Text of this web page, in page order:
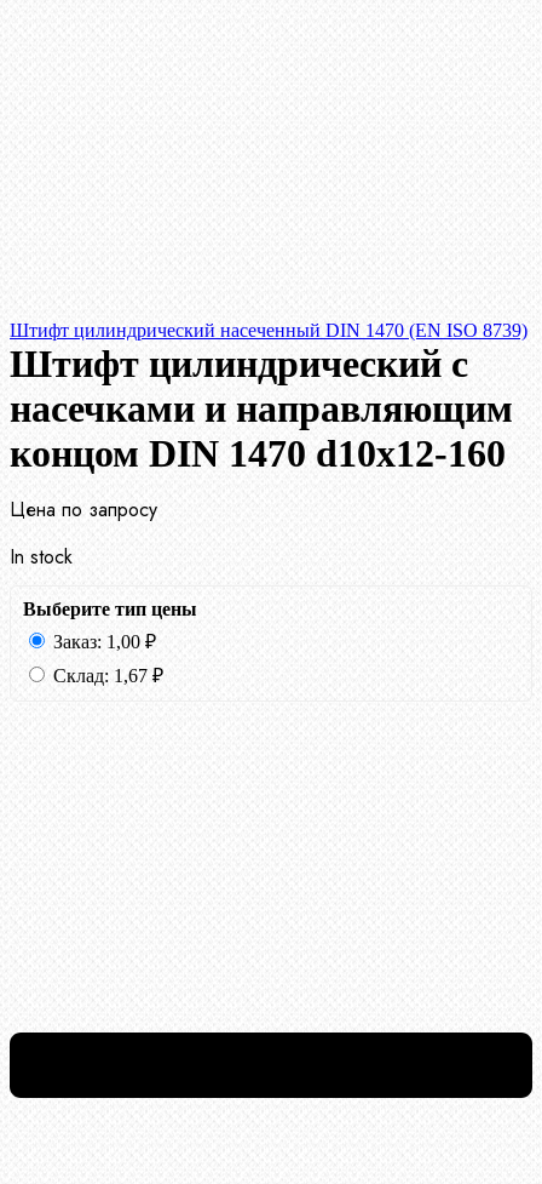
Штифт цилиндрический насеченный DIN 1470 (EN ISO 8739)
Штифт цилиндрический с
насечками и направляющим
концом DIN 1470 d10х12-160
Цена по запросу
In stock
Выберите тип цены
Заказ: 1,00 ₽
Склад: 1,67 ₽